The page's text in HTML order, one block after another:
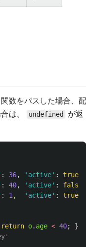
数をパスした場合、配
は、
undefined
が返
: 36, ' active' : true
: 40, ' active' : false
: 1 , ' active' : true
return o. age < 40;
});